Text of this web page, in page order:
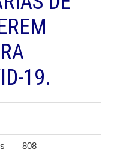
19.
808